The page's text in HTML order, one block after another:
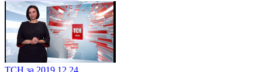
ТСН за 2019.12.24